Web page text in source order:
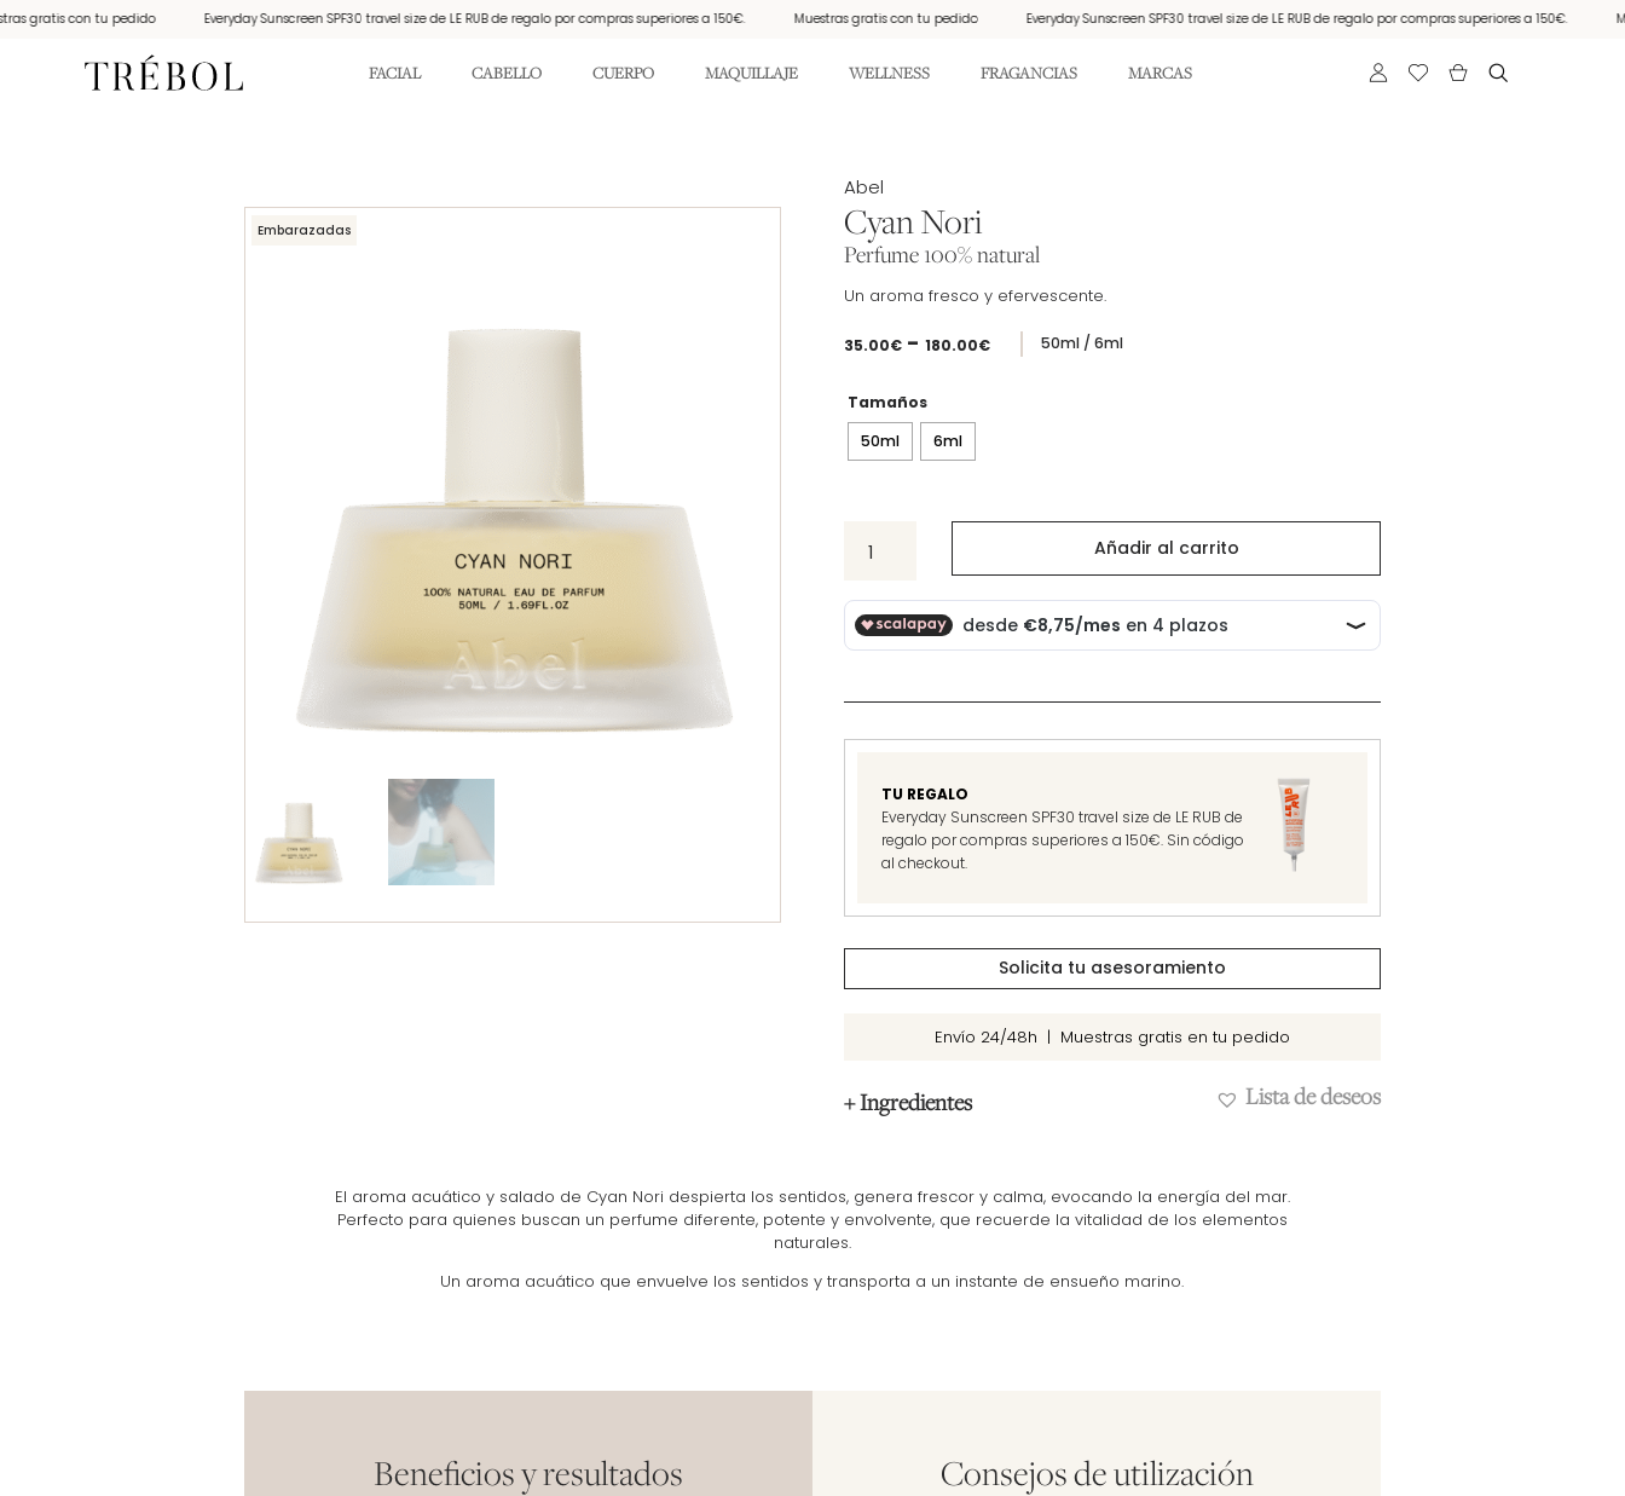
gratis con tu pedido Everyday Sunscreen SPF30 travel size de LE RUB de regalo por compras superiores a 150€. Muestras gratis con tu pedido Everyday Sunscreen SPF30 travel size de LE RUB de regalo por compras superiores a 150€.
FACIAL CABELLO CUERPO MAQUILLAJE WELLNESS FRAGANCIAS MARCAS
Embarazadas
Abel
Cyan Nori
Perfume 100% natural
Un aroma fresco y efervescente.
35.00€ - 180.00€Rango50ml / 6ml
Tamaños
50ml
6ml
Nori
Añadir al carrito
TU REGALO
Everyday Sunscreen SPF30 travel size de LE RUB de
regalo por compras superiores a 150€. Sin código
al checkout.
Solicita tu asesoramiento
Envío 24/48h | Muestras gratis en tu pedido
+ Ingredientes Lista de deseos
El aroma acuático y salado de Cyan Nori despierta los sentidos, genera frescor y calma, evocando la energía del mar.
Perfecto para quienes buscan un perfume diferente, potente y envolvente, que recuerde la vitalidad de los elementos
naturales.
Un aroma acuático que envuelve los sentidos y transporta a un instante de ensueño marino.
Beneficios y resultados Consejos de utilización